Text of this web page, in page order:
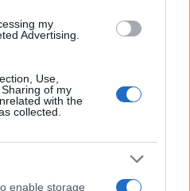
my
Advertising.
Use,
of my
with the
collected.
enable storage
alimenta i populismi
tedesca post-
più poteri al capo del
la governabilità del
presidente della
mero notaio mentre il
governo possiedono
esempio il comando